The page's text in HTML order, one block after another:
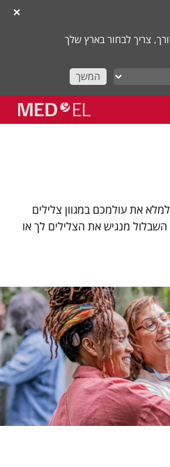
✕
צריך לבחור בארץ שלך
המשך
את עולמכם במגוון צלילים
השבלול מנגיש את הצלילים לך או